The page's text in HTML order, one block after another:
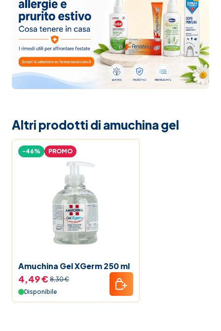
Altri prodotti di amuchina gel
Amuchina Gel XGerm 250 ml
-46% PROMO
4,49 € 8,30 €
Disponibile